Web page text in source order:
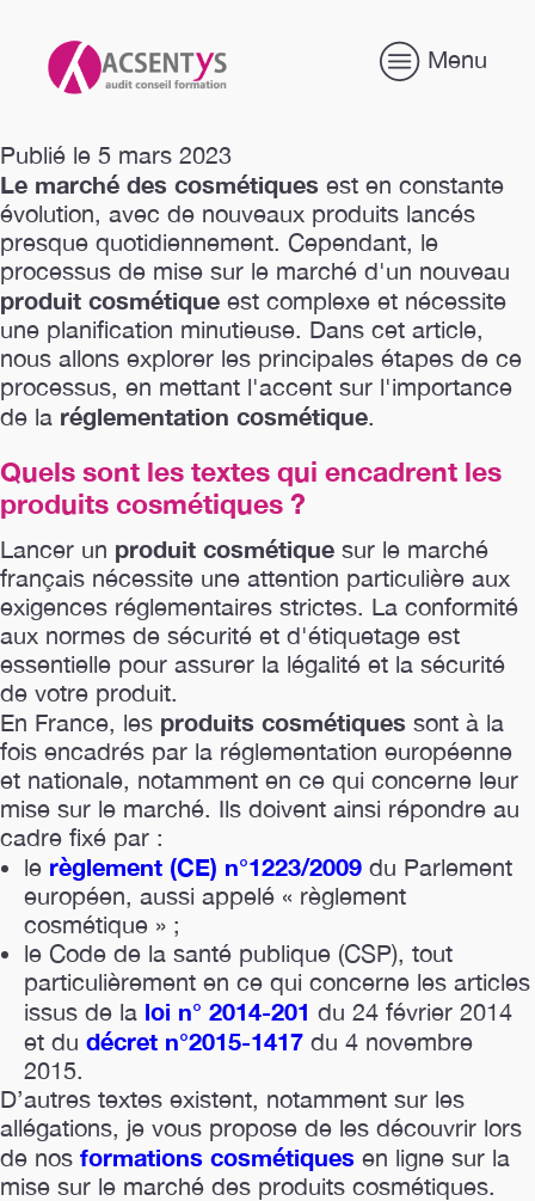
Menu
Publié le 5 mars 2023
Le marché des cosmétiques est en constante
évolution, avec de nouveaux produits lancés
presque quotidiennement. Cependant, le
processus de mise sur le marché d'un nouveau
produit cosmétique est complexe et nécessite
une planification minutieuse. Dans cet article,
nous allons explorer les principales étapes de ce
processus, en mettant l'accent sur l'importance
de la réglementation cosmétique.
Quels sont les textes qui encadrent les
produits cosmétiques ?
Lancer un produit cosmétique sur le marché
français nécessite une attention particulière aux
exigences réglementaires strictes. La conformité
aux normes de sécurité et d'étiquetage est
essentielle pour assurer la légalité et la sécurité
de votre produit.
En France, les produits cosmétiques sont à la
fois encadrés par la réglementation européenne
et nationale, notamment en ce qui concerne leur
mise sur le marché. Ils doivent ainsi répondre au
cadre fixé par :
le règlement (CE) n°1223/2009 du Parlement
européen, aussi appelé « règlement
cosmétique » ;
le Code de la santé publique (CSP), tout
particulièrement en ce qui concerne les articles
issus de la loi n° 2014-201 du 24 février 2014
et du décret n°2015-1417 du 4 novembre
2015.
D’autres textes existent, notamment sur les
allégations, je vous propose de les découvrir lors
de nos formations cosmétiques en ligne sur la
mise sur le marché des produits cosmétiques.